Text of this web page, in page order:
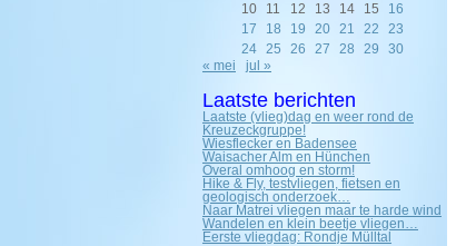
10
11 12 13 14 15
16
17
18 19 20 21 22
23
24
25 26 27 28 29
30
« mei
jul »
Laatste berichten
Laatste (vlieg)dag en weer rond de
Kreuzeckgruppe!
Wiesflecker en Badensee
Waisacher Alm en Hünchen
Overal omhoog en storm!
Hike & Fly, testvliegen, fietsen en
geologisch onderzoek…
Naar Matrei vliegen maar te harde wind
Wandelen en klein beetje vliegen…
Eerste vliegdag: Rondje Mülltal